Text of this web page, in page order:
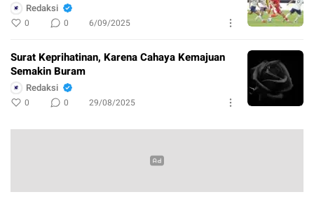
Redaksi
0 0 6/09/2025
Surat Keprihatinan, Karena Cahaya Kemajuan
Semakin Buram
Redaksi
0 0 29/08/2025